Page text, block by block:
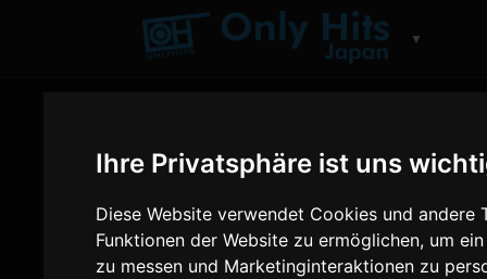
Ihre Privatsphäre ist uns
Diese Website verwendet Cookies und
Funktionen der Website zu ermöglichen, um
zu messen und Marketinginteraktionen zu
▼